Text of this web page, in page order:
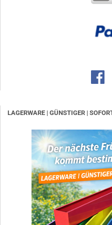
LAGERWARE | GÜNSTIGER |